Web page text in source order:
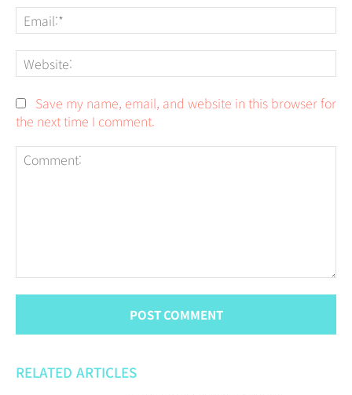
Save my name, email, and website in this browser for
the next time I comment.
RELATED ARTICLES